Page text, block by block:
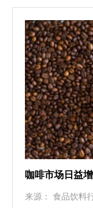
咖啡市场日益
来源： 食品饮料